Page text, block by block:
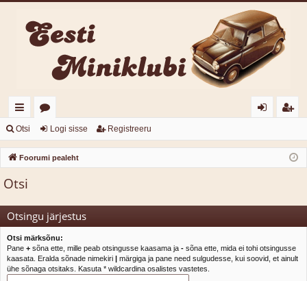
iirl
in
gi
d
o
or
u
d
i
sis
ist
re
Otsi Logi sisse Registreeru
Foorumi pealeht
Otsi
Otsingu järjestus
Otsi märksõnu:
Pane + sõna ette, mille peab otsingusse kaasama ja - sõna ette, mida ei tohi otsingusse
kaasata. Eralda sõnade nimekiri | märgiga ja pane need sulgudesse, kui soovid, et ainult
ühe sõnaga otsitaks. Kasuta * wildcardina osalistes vastetes.